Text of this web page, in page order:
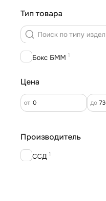
Тип товара
Бокс БММ 1
Цена
от до
Производитель
ССД 1